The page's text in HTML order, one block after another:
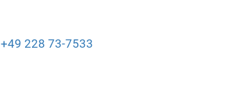
+49 228 73-7533